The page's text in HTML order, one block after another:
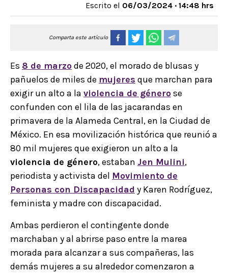
Escrito el 06/03/2024 · 14:48 hrs
Comparta este artículo
Es 8 de marzode 2020, el morado de blusas y
pañuelos de miles de mujeres que marchan para
exigir un alto a la violencia de génerose
confunden con el lila de las jacarandas en
primavera de la Alameda Central, en la Ciudad de
México. En esa movilización histórica que reunió a
80 mil mujeres que exigieron un alto a la
violencia de género, estaban Jen Mulini,
periodista y activista del Movimiento de
Personas con Discapacidad y Karen Rodríguez,
feminista y madre con discapacidad.
Ambas perdieron el contingente donde
marchaban y al abrirse paso entre la marea
morada para alcanzar a sus compañeras, las
demás mujeres a su alrededor comenzaron a